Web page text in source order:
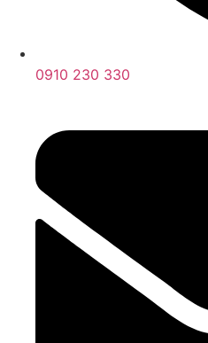
0910 230 330